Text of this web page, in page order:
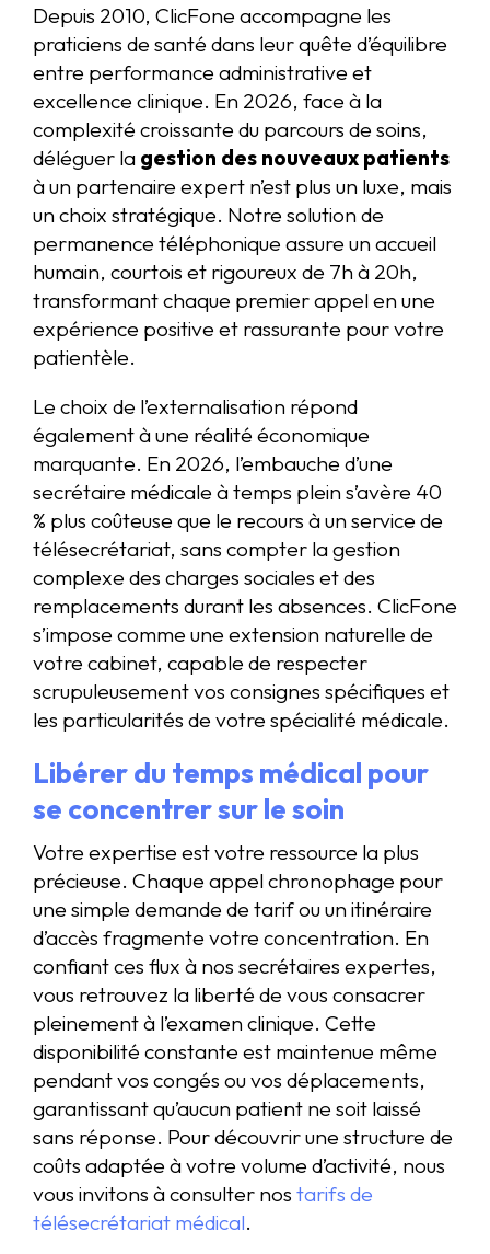
Depuis 2010, ClicFone accompagne les
praticiens de santé dans leur quête d’équilibre
entre performance administrative et
excellence clinique. En 2026, face à la
complexité croissante du parcours de soins,
déléguer la gestion des nouveaux patients
à un partenaire expert n’est plus un luxe, mais
un choix stratégique. Notre solution de
permanence téléphonique assure un accueil
humain, courtois et rigoureux de 7h à 20h,
transformant chaque premier appel en une
expérience positive et rassurante pour votre
patientèle.
Le choix de l’externalisation répond
également à une réalité économique
marquante. En 2026, l’embauche d’une
secrétaire médicale à temps plein s’avère 40
% plus coûteuse que le recours à un service de
télésecrétariat, sans compter la gestion
complexe des charges sociales et des
remplacements durant les absences. ClicFone
s’impose comme une extension naturelle de
votre cabinet, capable de respecter
scrupuleusement vos consignes spécifiques et
les particularités de votre spécialité médicale.
Libérer du temps médical pour
se concentrer sur le soin
Votre expertise est votre ressource la plus
précieuse. Chaque appel chronophage pour
une simple demande de tarif ou un itinéraire
d’accès fragmente votre concentration. En
confiant ces flux à nos secrétaires expertes,
vous retrouvez la liberté de vous consacrer
pleinement à l’examen clinique. Cette
disponibilité constante est maintenue même
pendant vos congés ou vos déplacements,
garantissant qu’aucun patient ne soit laissé
sans réponse. Pour découvrir une structure de
coûts adaptée à votre volume d’activité, nous
vous invitons à consulter nos tarifs de
télésecrétariat médical.